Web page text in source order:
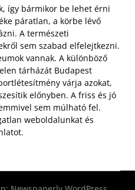
így bármikor be lehet érni
páratlan, a körbe lévő
A természeti
sem szabad elfelejtkezni.
vannak. A különböző
tárházát Budapest
várja azokat,
előnyben. A friss és jó
sem múlható fel.
weboldalunkat és